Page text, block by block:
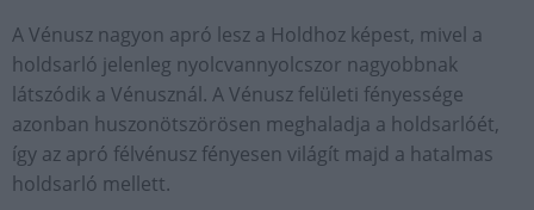
A Vénusz nagyon apró lesz a Holdhoz képest, mivel a
holdsarló jelenleg nyolcvannyolcszor nagyobbnak
látszódik a Vénusznál. A Vénusz felületi fényessége
azonban huszonötszörösen meghaladja a holdsarlóét,
így az apró félvénusz fényesen világít majd a hatalmas
holdsarló mellett.